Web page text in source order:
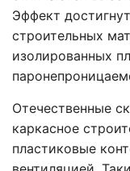
Эффект
строительных
изолированных
Отечественные
каркасное
пластиковые